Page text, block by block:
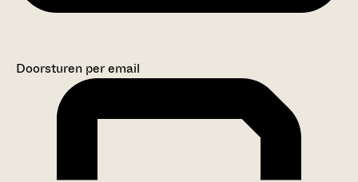
Doorsturen per email